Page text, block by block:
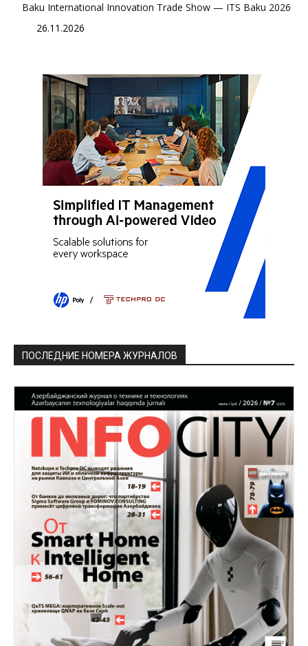
Baku International Innovation Trade Show — ITS Baku 2026
26.11.2026
ПОСЛЕДНИЕ НОМЕРА ЖУРНАЛОВ